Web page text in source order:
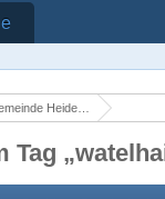
Heidenrod
Tag